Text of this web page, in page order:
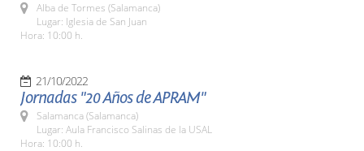
Alba de Tormes (Salamanca)
Lugar: Iglesia de San Juan
Hora: 10:00 h.
21/10/2022
Jornadas "20 Años de APRAM"
Salamanca (Salamanca)
Lugar: Aula Francisco Salinas de la USAL
Hora: 10:00 h.